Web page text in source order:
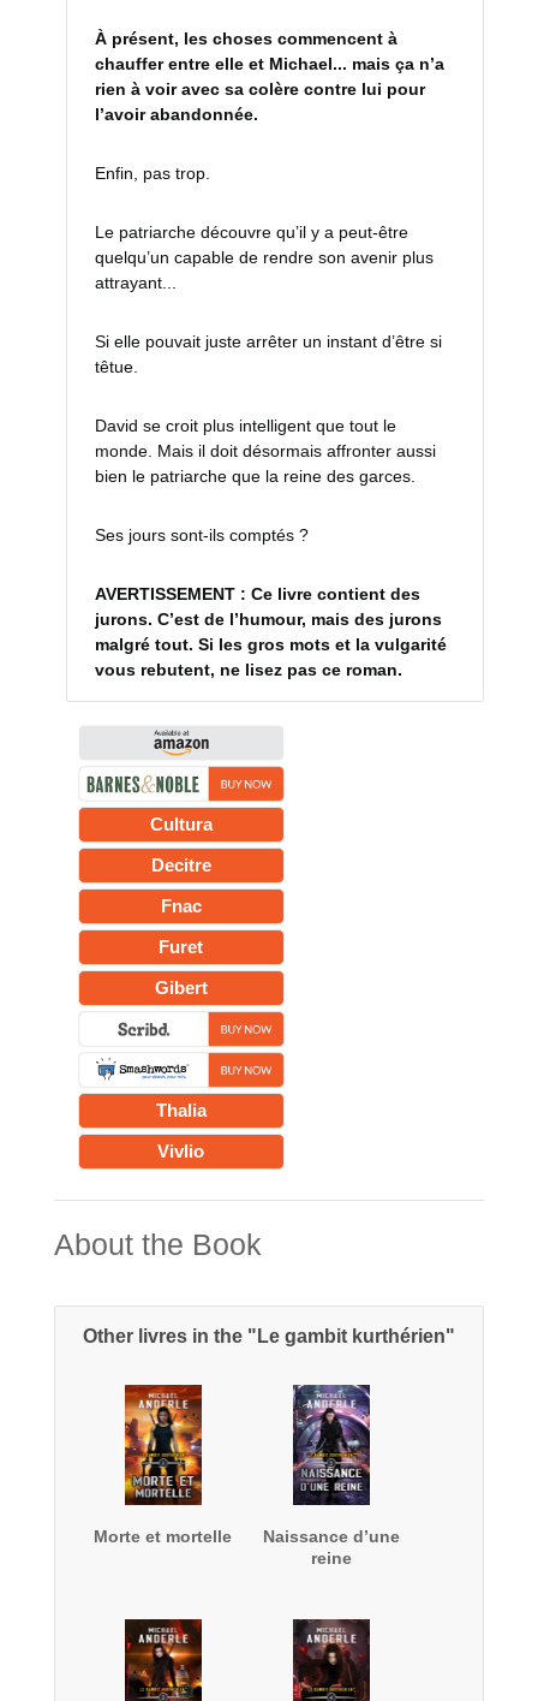
À présent, les choses commencent à
chauffer entre elle et Michael... mais ça n’a
rien à voir avec sa colère contre lui pour
l’avoir abandonnée.
Enfin, pas trop.
Le patriarche découvre qu’il y a peut-être
quelqu’un capable de rendre son avenir plus
attrayant...
Si elle pouvait juste arrêter un instant d’être si
têtue.
David se croit plus intelligent que tout le
monde. Mais il doit désormais affronter aussi
bien le patriarche que la reine des garces.
Ses jours sont-ils comptés ?
AVERTISSEMENT : Ce livre contient des
jurons. C’est de l’humour, mais des jurons
malgré tout. Si les gros mots et la vulgarité
vous rebutent, ne lisez pas ce roman.
Cultura
Decitre
Fnac
Furet
Gibert
Thalia
Vivlio
About the Book
Other livres in the "Le gambit kurthérien"
Morte et mortelle
Naissance d’une
reine